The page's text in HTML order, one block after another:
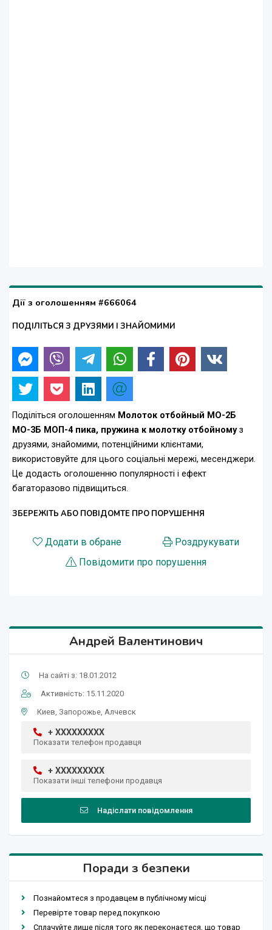
Дії з оголошенням #666064
ПОДІЛІТЬСЯ З ДРУЗЯМИ І ЗНАЙОМИМИ
Поділіться оголошенням Молоток отбойный МО-2Б
МО-3Б МОП-4 пика, пружина к молотку отбойномуз
друзями, знайомими, потенційними клієнтами,
використовуйте для цього соціальні мережі, месенджери.
Це додасть оголошенню популярності і ефект
багаторазово підвищиться.
ЗБЕРЕЖІТЬ АБО ПОВІДОМТЕ ПРО ПОРУШЕННЯ
Додати в обране
Роздрукувати
Повідомити про порушення
Андрей Валентинович
На сайті з: 18.01.2012
Активність: 15.11.2020
Киев, Запорожье, Алчевск
+ XXXXXXXXX
Показати телефон продавця
+ XXXXXXXXX
Показати інші телефони продавця
Надіслати повідомлення
Поради з безпеки
Познайомтеся з продавцем в публічному місці
Перевірте товар перед покупкою
Сплачуйте лише після того як переконаєтеся, що товар